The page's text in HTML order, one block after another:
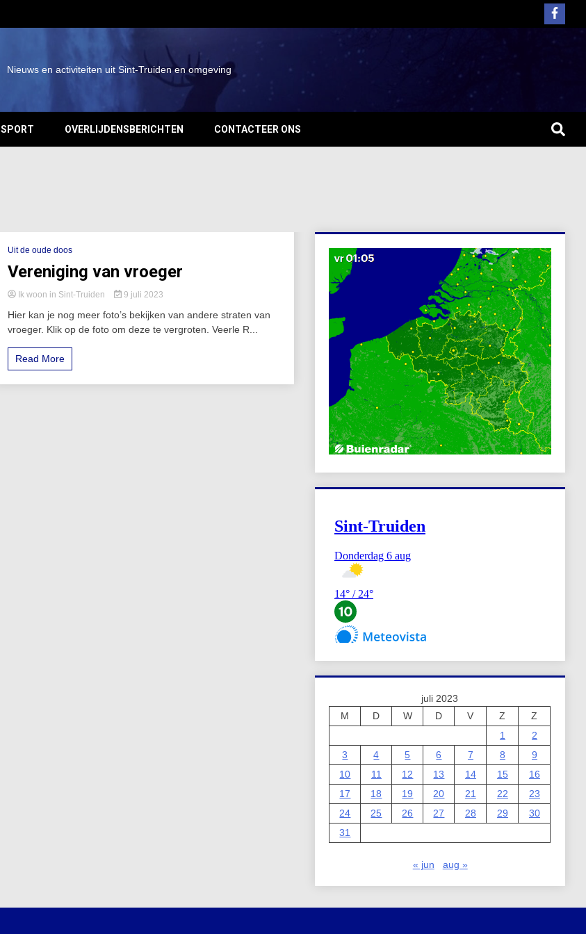
Nieuws en activiteiten uit Sint-Truiden en omgeving
SPORT OVERLIJDENSBERICHTEN CONTACTEER ONS
Uit de oude doos
Vereniging van vroeger
Ik woon in Sint-Truiden 9 juli 2023
Hier kan je nog meer foto’s bekijken van andere straten van
vroeger. Klik op de foto om deze te vergroten. Veerle R...
Read More
juli 2023
M
D W D V Z
Z
1
2
3
4 5 6 7 8
9
10
11 12 13 14 15
16
17
18 19 20 21 22
23
24
25 26 27 28 29
30
31
« jun aug »